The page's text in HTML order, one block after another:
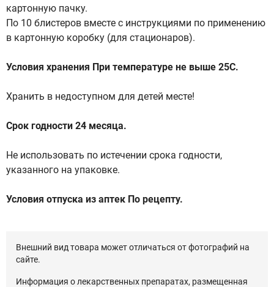
картонную пачку.
По 10 блистеров вместе с инструкциями по применению
в картонную коробку (для стационаров).
Условия хранения При температуре не выше 25С.
Хранить в недоступном для детей месте!
Срок годности 24 месяца.
Не использовать по истечении срока годности,
указанного на упаковке.
Условия отпуска из аптек По рецепту.
Внешний вид товара может отличаться от фотографий на
сайте.
Информация о лекарственных препаратах, размещенная